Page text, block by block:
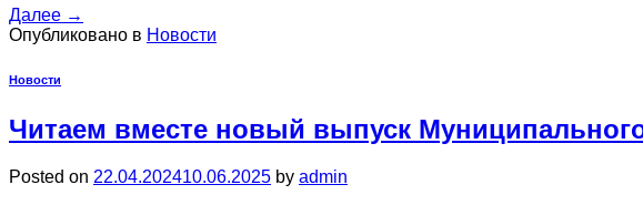
Далее →
Опубликовано в Новости
Новости
Читаем вместе новый выпуск
Posted on 22.04.202410.06.2025 by admin